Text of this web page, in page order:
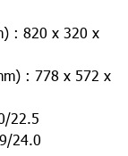
: 820 x 320 x
: 778 x 572 x
22.5
24.0